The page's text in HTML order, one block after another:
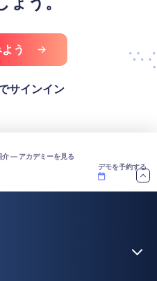
う
サインイン
介 — アカデミーを見る
デモを予約する